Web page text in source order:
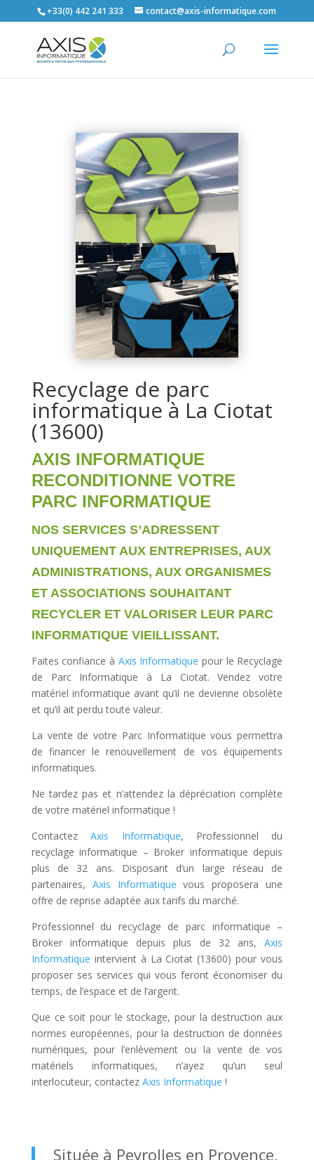
+33(0) 442 241 333 contact@axis-informatique.com
Recyclage de parc
informatique à La Ciotat
(13600)
AXIS INFORMATIQUE
RECONDITIONNE VOTRE
PARC INFORMATIQUE
NOS SERVICES S’ADRESSENT
UNIQUEMENT AUX ENTREPRISES, AUX
ADMINISTRATIONS, AUX ORGANISMES
ET ASSOCIATIONS SOUHAITANT
RECYCLER ET VALORISER LEUR PARC
INFORMATIQUE VIEILLISSANT.
Faites confiance à Axis Informatique pour le Recyclage
de Parc Informatique à La Ciotat. Vendez votre
matériel informatique avant qu’il ne devienne obsolète
et qu’il ait perdu toute valeur.
La vente de votre Parc Informatique vous permettra
de financer le renouvellement de vos équipements
informatiques.
Ne tardez pas et n’attendez la dépréciation complète
de votre matériel informatique !
ContactezAxis Informatique, Professionnel du
recyclage informatique – Broker informatique depuis
plus de 32 ans. Disposant d’un large réseau de
partenaires, Axis Informatique vous proposera une
offre de reprise adaptée aux tarifs du marché.
Professionnel du recyclage de parc informatique –
Broker informatique depuis plus de 32 ans,Axis
Informatique intervient à La Ciotat (13600) pour vous
proposer ses services qui vous feront économiser du
temps, de l’espace et de l’argent.
Que ce soit pour le stockage, pour la destruction aux
normes européennes, pour la destruction de données
numériques, pour l’enlèvement ou la vente de vos
matériels informatiques, n’ayez qu’un seul
interlocuteur, contactez Axis Informatique !
Située à Peyrolles en Provence,